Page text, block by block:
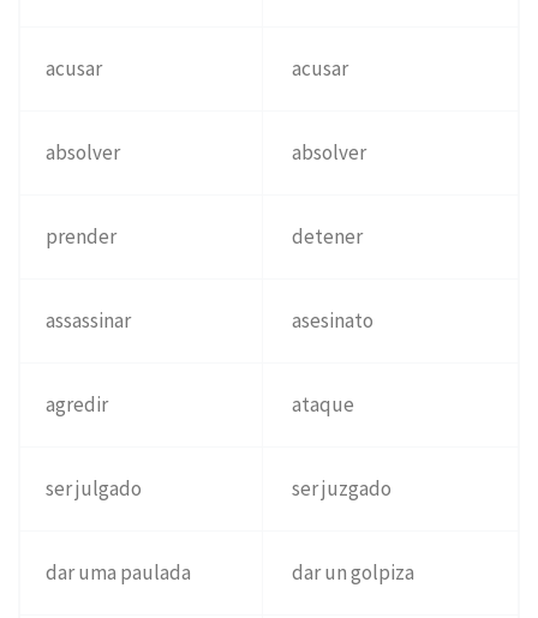
acusar acusar
absolver absolver
prender detener
assassinar asesinato
agredir ataque
ser julgado ser juzgado
dar uma paulada dar un golpiza